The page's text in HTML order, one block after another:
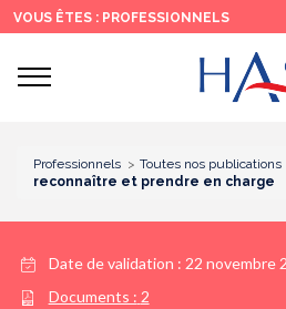
Recherche
Menu
principal
Contenu
principal
VOUS ÊTES : PROFESSIONNELS
Ouvrir
Professionnels Toutes nos publications
reconnaître et prendre en charge
Date de validation : 22 novembre
Documents : 2